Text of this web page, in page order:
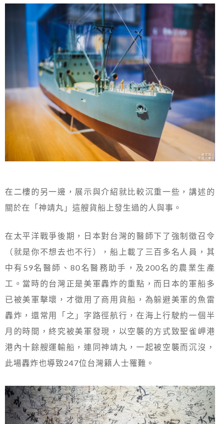
在二樓的另一邊，展示與介紹就比較沉重一些，講述的
關於在「神靖丸」這艘貨船上發生過的人與事。
在太平洋戰爭後期，日本對台灣的醫師下了強制徵召令
（就是你不想去也不行），船上載了三百多名人員，其
中有59名醫師、80名醫務助手，及200名的農業生產
工。當時的台灣正是美軍轟炸的重點，而日本的軍船多
已被美軍擊壞，才徵用了商用貨船，為躲避美軍的魚雷
轟炸，還常用「之」字路徑航行，在海上行駛約一個半
月的時間，終究被美軍發現，以空襲的方式致聖雀岬港
港內十餘艘運輸船，連同神靖丸，一起被空襲而沉沒，
此場轟炸也導致247位台灣籍人士罹難。